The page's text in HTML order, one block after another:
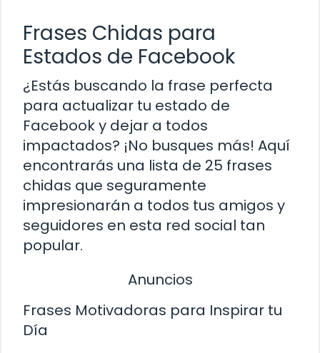
Frases Chidas para
Estados de Facebook
¿Estás buscando la frase perfecta
para actualizar tu estado de
Facebook y dejar a todos
impactados? ¡No busques más! Aquí
encontrarás una lista de 25 frases
chidas que seguramente
impresionarán a todos tus amigos y
seguidores en esta red social tan
popular.
Anuncios
Frases Motivadoras para Inspirar tu
Día